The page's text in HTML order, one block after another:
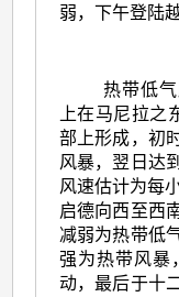
弱，下午登陆
热带低
上在马尼拉之
部上形成，初
风暴，翌日达
风速估计为每
启德向西至西
减弱为热带低
强为热带风暴
动，最后于十